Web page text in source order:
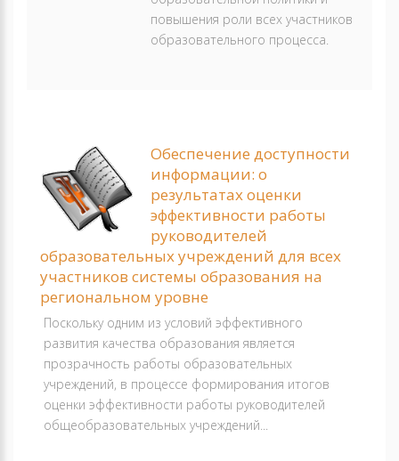
повышения роли всех участников
образовательного процесса.
Обеспечение доступности
информации: о
результатах оценки
эффективности работы
руководителей
образовательных учреждений для всех
участников системы образования на
региональном уровне
Поскольку одним из условий эффективного
развития качества образования является
прозрачность работы образовательных
учреждений, в процессе формирования итогов
оценки эффективности работы руководителей
общеобразовательных учреждений...